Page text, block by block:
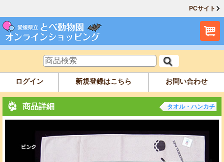
PCサイト
ログイン 新規登録はこちら お問い合わせ
商品詳細 タオル・ハンカチ